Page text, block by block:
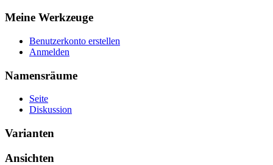
Meine Werkzeuge
Benutzerkonto erstellen
Anmelden
Namensräume
Seite
Diskussion
Varianten
Ansichten